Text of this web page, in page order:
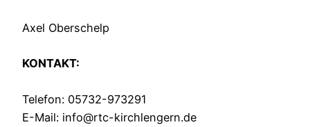
Axel Oberschelp
KONTAKT:
Telefon: 05732-973291
E-Mail: info@rtc-kirchlengern.de